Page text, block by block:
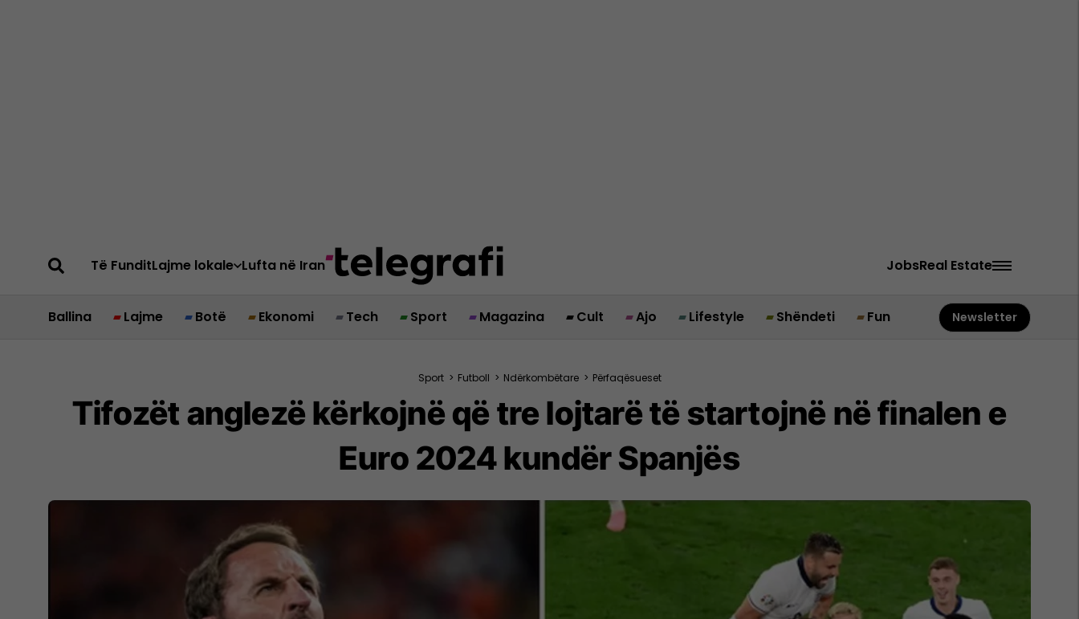
Të FunditLajme lokale Lufta në Iran JobsReal Estate
Ballina Lajme Botë Ekonomi Tech Sport Magazina Cult Ajo Lifestyle Shëndeti Fun Newsletter
Sport > Futboll > Ndërkombëtare > Përfaqësueset
Tifozët anglezë kërkojnë që tre lojtarë të startojnë në finalen e
Euro 2024 kundër Spanjës